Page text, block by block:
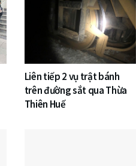
Liên tiếp 2 vụ trật bánh
trên đường sắt qua Thừa
Thiên Huế